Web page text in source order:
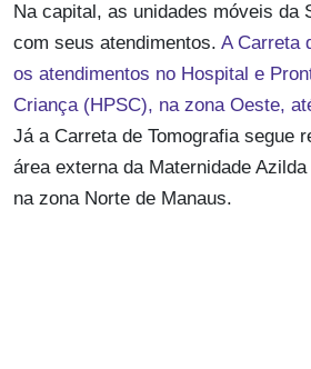
Na capital, as unidades móveis da
com seus atendimentos. A Carreta
os atendimentos no Hospital e
Criança (HPSC), na zona Oeste,
Já a Carreta de Tomografia segue
área externa da Maternidade
na zona Norte de Manaus.